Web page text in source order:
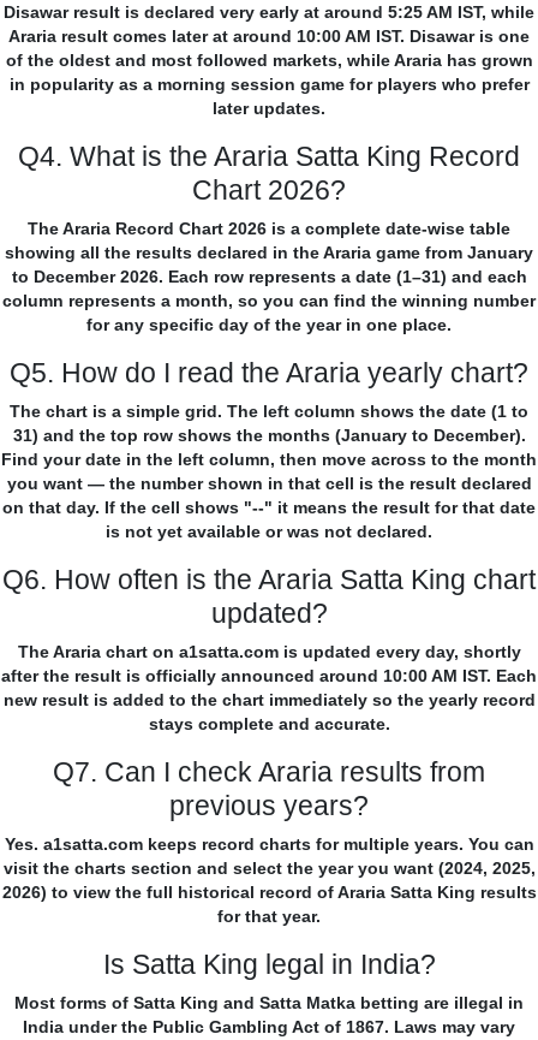
Disawar result is declared very early at around 5:25 AM IST, while
Araria result comes later at around 10:00 AM IST. Disawar is one
of the oldest and most followed markets, while Araria has grown
in popularity as a morning session game for players who prefer
later updates.
Q4. What is the Araria Satta King Record
Chart 2026?
The Araria Record Chart 2026 is a complete date-wise table
showing all the results declared in the Araria game from January
to December 2026. Each row represents a date (1–31) and each
column represents a month, so you can find the winning number
for any specific day of the year in one place.
Q5. How do I read the Araria yearly chart?
The chart is a simple grid. The left column shows the date (1 to
31) and the top row shows the months (January to December).
Find your date in the left column, then move across to the month
you want — the number shown in that cell is the result declared
on that day. If the cell shows "--" it means the result for that date
is not yet available or was not declared.
Q6. How often is the Araria Satta King chart
updated?
The Araria chart on a1satta.com is updated every day, shortly
after the result is officially announced around 10:00 AM IST. Each
new result is added to the chart immediately so the yearly record
stays complete and accurate.
Q7. Can I check Araria results from
previous years?
Yes. a1satta.com keeps record charts for multiple years. You can
visit the charts section and select the year you want (2024, 2025,
2026) to view the full historical record of Araria Satta King results
for that year.
Is Satta King legal in India?
Most forms of Satta King and Satta Matka betting are illegal in
India under the Public Gambling Act of 1867. Laws may vary